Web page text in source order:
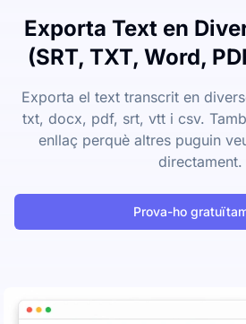
Exporta Text en
(SRT, TXT, Word,
Exporta el text transcrit en
txt, docx, pdf, srt, vtt i csv.
enllaç perquè altres puguin
directament.
Prova-ho